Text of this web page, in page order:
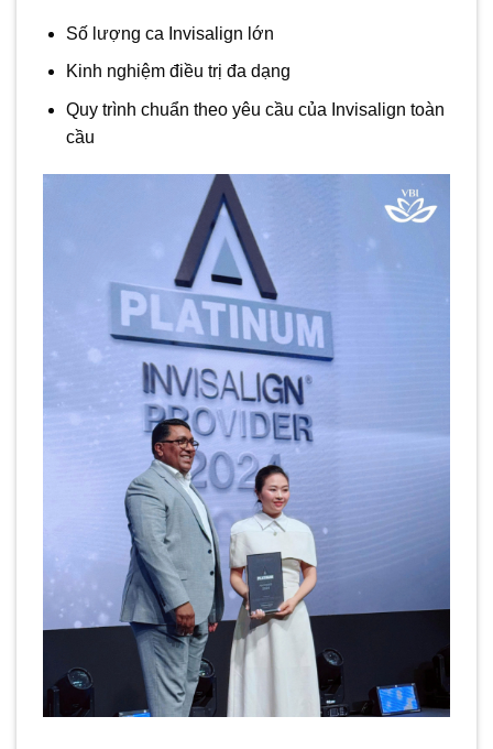
Số lượng ca Invisalign lớn
Kinh nghiệm điều trị đa dạng
Quy trình chuẩn theo yêu cầu của Invisalign toàn
cầu